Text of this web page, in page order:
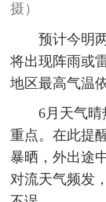
摄）
预计今明
将出现阵雨或
地区最高气温
6月天气
重点。在此提
暴晒，外出途
对流天气频发